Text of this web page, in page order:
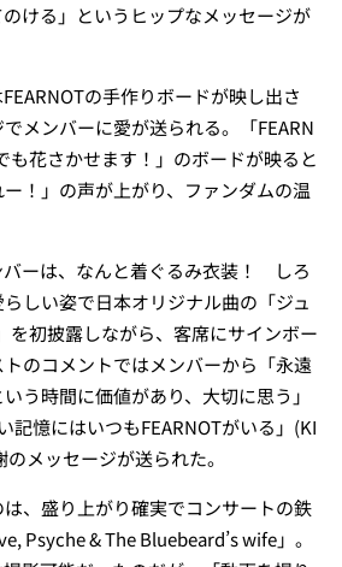
のける」というヒップなメッセージが
の手作りボードが映し出さ
メンバーに愛が送られる。「FEARN
も花さかせます！」のボードが映ると
！」の声が上がり、ファンダムの温
バーは、なんと着ぐるみ衣装！ しろ
しい姿で日本オリジナル曲の「ジュ
を初披露しながら、客席にサインボー
のコメントではメンバーから「永遠
う時間に価値があり、大切に思う」
記憶にはいつもFEARNOTがいる」(KI
メッセージが送られた。
、盛り上がり確実でコンサートの鉄
Psyche & The Bluebeard’s wife」。